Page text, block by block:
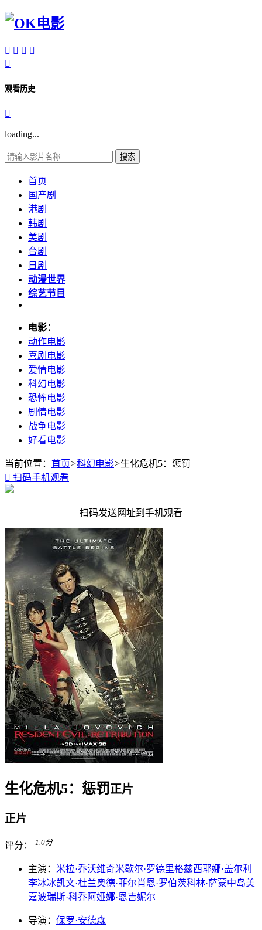
   

观看历史

loading...
搜索
首页
国产剧
港剧
韩剧
美剧
台剧
日剧
动漫世界
综艺节目
电影：
动作电影
喜剧电影
爱情电影
科幻电影
恐怖电影
剧情电影
战争电影
好看电影
当前位置： 首页>科幻电影>生化危机5：惩罚
 扫码手机观看
扫码发送网址到手机观看
生化危机5：惩罚正片
正片
评分： 1.0分
主演： 米拉·乔沃维奇米歇尔·罗德里格兹西耶娜·盖尔利
李冰冰凯文·杜兰奥德·菲尔肖恩·罗伯茨科林·萨蒙中岛美
嘉波瑞斯·科乔阿娅娜·恩吉妮尔
导演： 保罗·安德森